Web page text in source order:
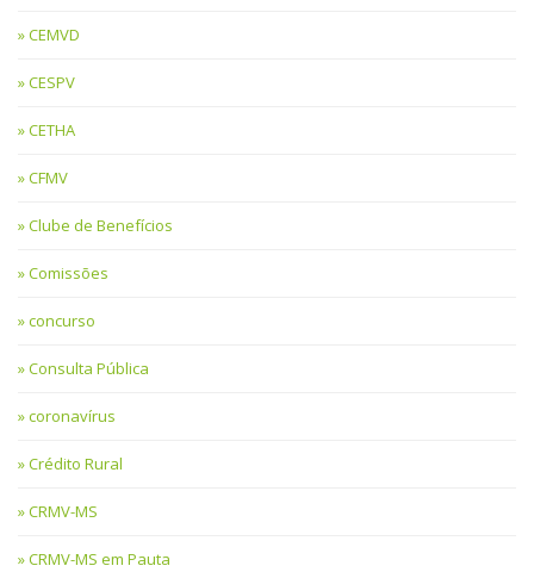
CEMVD
CESPV
CETHA
CFMV
Clube de Benefícios
Comissões
concurso
Consulta Pública
coronavírus
Crédito Rural
CRMV-MS
CRMV-MS em Pauta